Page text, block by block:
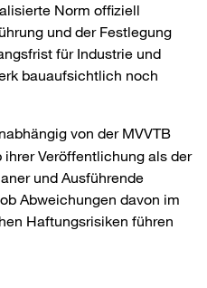
Norm offiziell
und der Festlegung
für Industrie und
bauaufsichtlich noch
von der MVVTB
Veröffentlichung als der
und Ausführende
Abweichungen davon im
Haftungsrisiken führen